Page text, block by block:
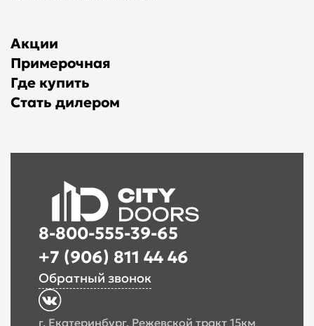
Акции
Примерочная
Где купить
Стать дилером
8-800-555-39-65
+7 (906) 811 44 46
Обратный звонок
г. Екатеринбург, Режевской тракт 15км